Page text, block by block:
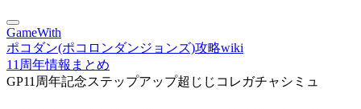
GameWith
ポコダン(ポコロンダンジョンズ)攻略wiki
11周年情報まとめ
GP11周年記念ステップアップ超じじコレガチャシミュ